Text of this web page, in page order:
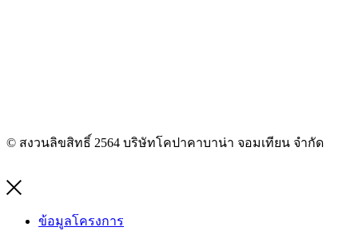
© สงวนลิขสิทธิ์ 2564 บริษัทโคปาคาบาน่า จอมเทียน จำกัด
ข้อมูลโครงการ